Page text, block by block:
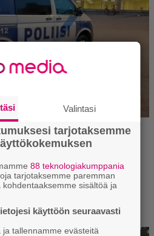
Valintasi
tarjotaksemme
88 teknologiakumppania
tarjotaksemme paremman
sisältöä ja
käyttöön seuraavasti
tallennamme evästeitä